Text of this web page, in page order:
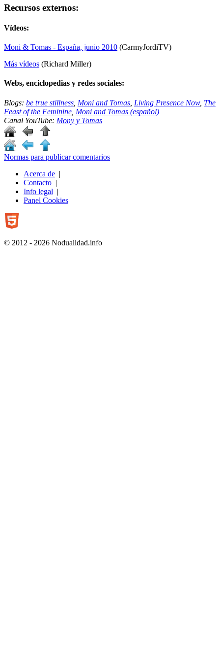
Recursos externos:
Vídeos:
Moni & Tomas - España, junio 2010 (CarmyJordiTV)
Más vídeos (Richard Miller)
Webs, enciclopedias y redes sociales:
Blogs: be true stillness Moni and Tomas Living Presence Now, The
Feast of the Feminine Moni and Tomas (español)
Canal YouTube: Mony y Tomas
Normas para publicar comentarios
Acerca de |
Contacto |
Info legal |
Panel Cookies
© 2012 - 2026 Nodualidad.info